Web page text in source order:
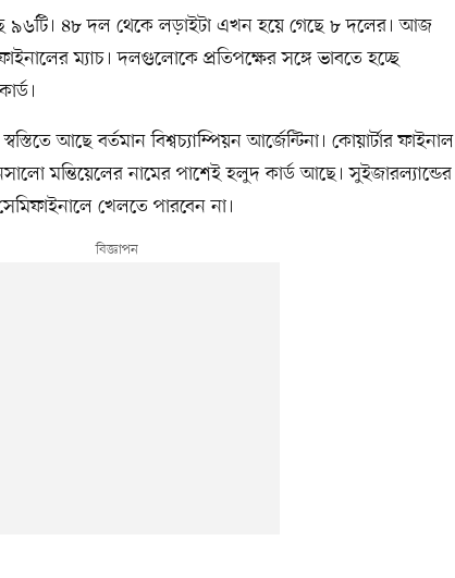
৯৬টি। ৪৮ দল থেকে লড়াইটা এখন হয়ে গেছে ৮ দলের। আজ
ম্যাচ। দলগুলোকে প্রতিপক্ষের সঙ্গে ভাবতে হচ্ছে
আছে বর্তমান বিশ্বচ্যাম্পিয়ন আর্জেন্টিনা। কোয়ার্টার ফাইনাল
মন্তিয়েলের নামের পাশেই হলুদ কার্ড আছে। সুইজারল্যান্ডের
খেলতে পারবেন না।